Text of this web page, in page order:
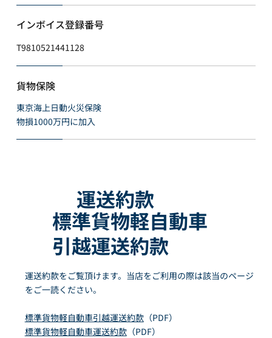
取り扱う必要があるとき（当該個人データを取り扱う目
的の一部が学術研究目的である場合を含み、個人の権利
5. 個人情報の適正な取得
5.1
段により取得しません。
5.2
当社は、次の場合を除き、あらかじめ本人の同意を得な
って、当該要配慮個人情報を学術研究目的で取得する必
要があるとき（当該要配慮個人情報を取得する目的の一
部が学術研究目的である場合を含み、個人の権利利益を
不当に侵害するおそれがある場合を除きます。）（当社
と当該学術研究機関等が共同して学術研究を行う場合に
限ります。）。
当該要配慮個人情報が、本人、国の機関、地方公共団
体、個人情報保護法第57条第1項各号に掲げる者その他
る場合
本人を目視し、又は撮影することにより、その外形上明
インボイス登録番号
T9810521441128
貨物保険
東京海上日動火災保険
物損1000万円に加入
運送約款
標準貨物軽自動車
引越運送約款
運送約款をご覧頂けます。当店をご利用の際は該当のページ
をご一読ください。
標準貨物軽自動車引越運送約款（PDF）
標準貨物軽自動車運送約款（PDF）